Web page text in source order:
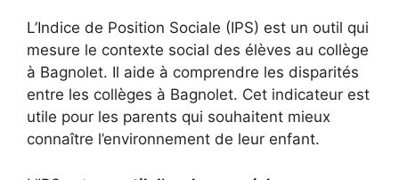
L’Indice de Position Sociale (IPS) est un outil qui
mesure le contexte social des élèves au collège
à Bagnolet. Il aide à comprendre les disparités
entre les collèges à Bagnolet. Cet indicateur est
utile pour les parents qui souhaitent mieux
connaître l’environnement de leur enfant.